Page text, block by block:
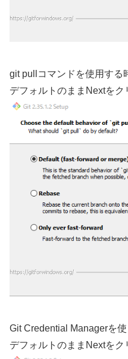
git pullコマンドを使用する
デフォルトのままNextをク
Git Credential Managerを使
デフォルトのままNextをク